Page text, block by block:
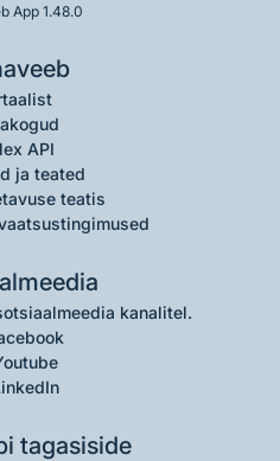
App 1.48.0
API
ja teated
teatis
kanalitel.
tagasiside